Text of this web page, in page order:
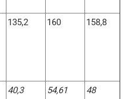
135,2 160 158,8
40,3 54,61 48